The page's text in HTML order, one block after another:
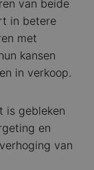
van beide
in betere
met
kansen
in verkoop.
is gebleken
en
van